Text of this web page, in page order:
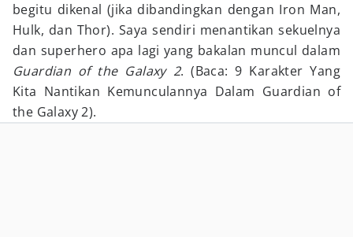
begitu dikenal (jika dibandingkan dengan Iron Man,
Hulk, dan Thor). Saya sendiri menantikan sekuelnya
dan superhero apa lagi yang bakalan muncul dalam
Guardian of the Galaxy 2. (Baca: 9 Karakter Yang
Kita Nantikan Kemunculannya Dalam Guardian of
the Galaxy 2).